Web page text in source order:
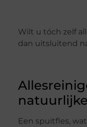
Wilt u tóch zelf
dan uitsluitend
Een spuitfles,